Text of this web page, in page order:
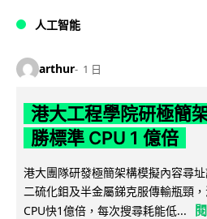
人工智能
arthur 1 日
港大工程學院研極簡
勝標準 CPU 1 億倍
港大團隊研發極簡架構模擬內容尋
二硫化鉬及半金屬銻克服傳輸瓶頸
CPU快1億倍，每次搜尋耗能低...